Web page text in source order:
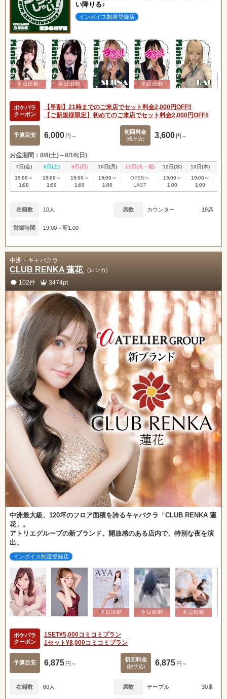
い降りる♪
インボイス制度登録店
ポケパラ
クーポン
【早割】21時までのご来店でセット料金2,000円OFF‼️
【ご新規様限定】初めてのご来店でセット料金2,000円OFF‼️
予算目安 6,000 円～
初回料金
(税サ込) 3,600 円～
お盆期間：8/8(土)～8/16(日)
7日(金) 8日(土) 9日(日) 10日(月) 11日(火・祝) 12日(水) 13日(木)
19:00～
1:00
19:00～
1:00
19:00～
1:00
19:00～
1:00
OPEN～
LAST
19:00～
1:00
19:00～
1:00
在籍数 10人 席数 カウンター 19席
営業時間 19:00～翌1:00
中洲・キャバクラ
CLUB RENKA 蓮花 (レンカ)
102件 3474pt
中洲最大級、120坪のフロア面積を誇るキャバクラ「CLUB RENKA 蓮
花」。
アトリエグループの新ブランド。開放感のある店内で、特別な夜を演
出。
インボイス制度登録店
ポケパラ
クーポン
1SET¥5,000コミコミプラン
1セット¥8,000コミコミプラン
予算目安 6,875 円～
初回料金
(税サ込) 6,875 円～
在籍数 60人 席数 テーブル 30卓